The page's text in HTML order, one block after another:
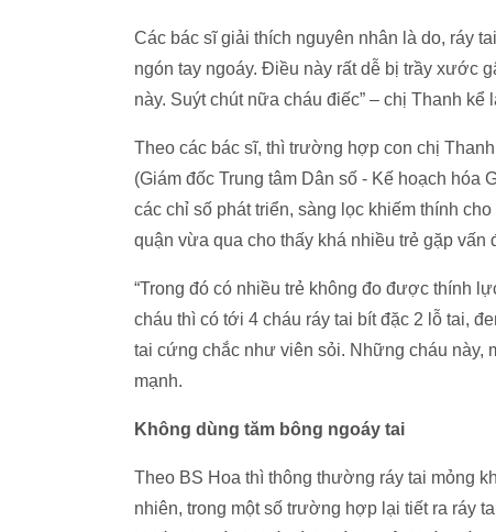
Các bác sĩ giải thích nguyên nhân là do, ráy
ngón tay ngoáy. Điều này rất dễ bị trầy xước
này. Suýt chút nữa cháu điếc” – chị Thanh kể
Theo các bác sĩ, thì trường hợp con chị
(Giám đốc Trung tâm Dân số - Kế hoạch hóa
các chỉ số phát triển, sàng lọc khiếm thính
quận vừa qua cho thấy khá nhiều trẻ gặp vấn
“Trong đó có nhiều trẻ không đo được thính
cháu thì có tới 4 cháu ráy tai bít đặc 2 lỗ tai,
tai cứng chắc như viên sỏi. Những cháu này,
mạnh.
Không dùng tăm bông ngoáy tai
Theo BS Hoa thì thông thường ráy tai mỏng
nhiên, trong một số trường hợp lại tiết ra ráy